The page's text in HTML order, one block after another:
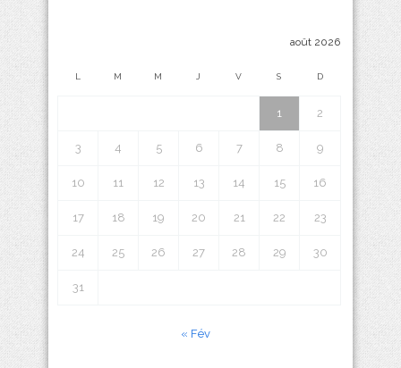
août 2026
L M M J V S D
1 2
3 4 5 6 7 8 9
10 11 12 13 14 15 16
17 18 19 20 21 22 23
24 25 26 27 28 29 30
31
« Fév